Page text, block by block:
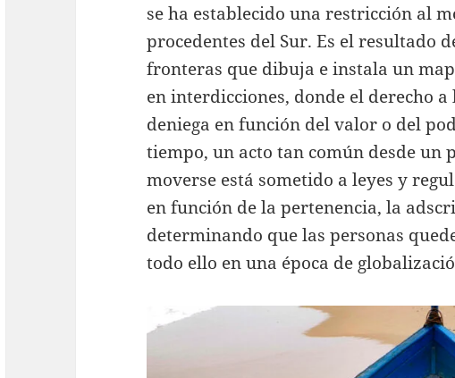
se ha establecido una restricción al
procedentes del Sur. Es el resultado
fronteras que dibuja e instala un
en interdicciones, donde el derecho
deniega en función del valor o del
tiempo, un acto tan común desde un
moverse está sometido a leyes y
en función de la pertenencia, la
determinando que las personas
todo ello en una época de